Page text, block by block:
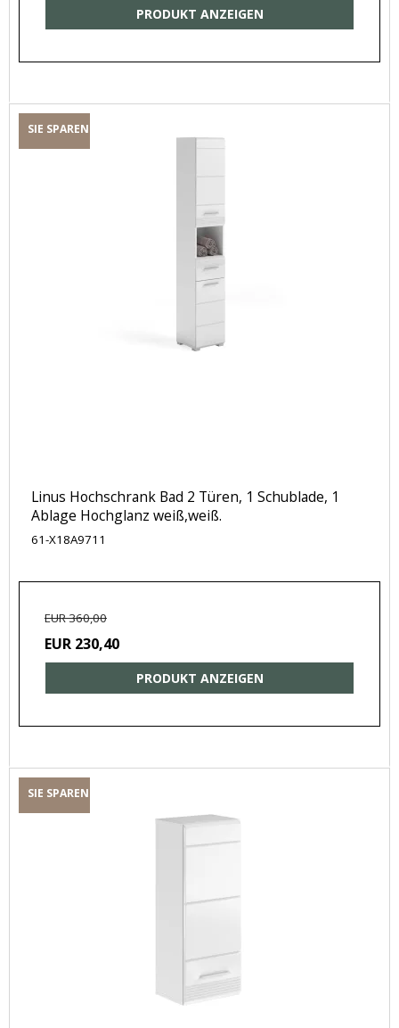
PRODUKT ANZEIGEN
SIE SPAREN
Linus Hochschrank Bad 2 Türen, 1 Schublade, 1
Ablage Hochglanz weiß,weiß.
61-X18A9711
EUR 360,00
EUR 230,40
PRODUKT ANZEIGEN
SIE SPAREN